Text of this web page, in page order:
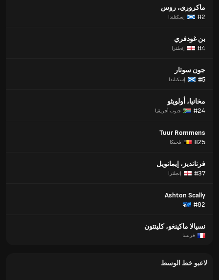
ماكروري، روس
#2
إسكتلندا
بن غودفري
#4
إنجلترا
جون سوتار
#5
إسكتلندا
مخانيا، أولويثو
#24
جنوب أفريقيا
Tuur Rommens
#25
بلجيكا
فرنانديز، إيمانويل
#37
إنجلترا
Ashton Scally
#82
نسيالا ماكينغو، كلينتون
فرنسا
لاعبو خط الوسط